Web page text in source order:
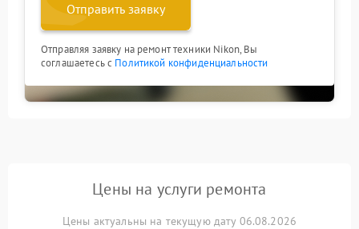
Отправить заявку
Отправляя заявку на ремонт техники Nikon, Вы
соглашаетесь с Политикой конфиденциальности
Цены на услуги ремонта
Цены актуальны на текущую дату 06.08.2026